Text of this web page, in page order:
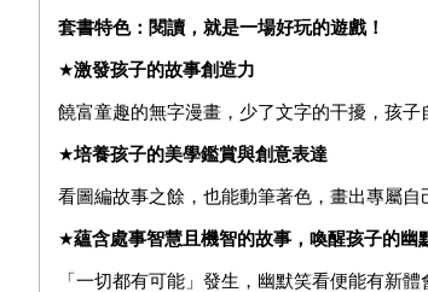
套書特色：閱讀，就是一場好玩的遊戲！
★激發孩子的故事創造力
饒富童趣的無字漫畫，少了文字的干擾，孩
★培養孩子的美學鑑賞與創意表達
看圖編故事之餘，也能動筆著色，畫出專屬自
★蘊含處事智慧且機智的故事，喚醒孩子的幽
「一切都有可能」發生，幽默笑看便能有新體